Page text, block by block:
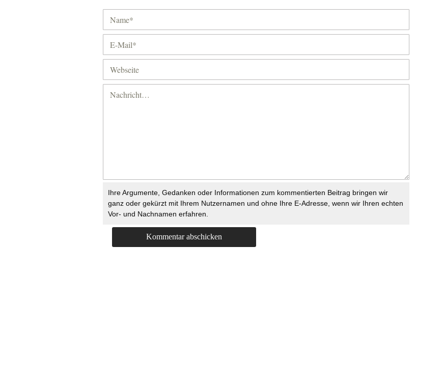
Ihre Argumente, Gedanken oder Informationen zum kommentierten Beitrag bringen wir
ganz oder gekürzt mit Ihrem Nutzernamen und ohne Ihre E-Adresse, wenn wir Ihren echten
Vor- und Nachnamen erfahren.